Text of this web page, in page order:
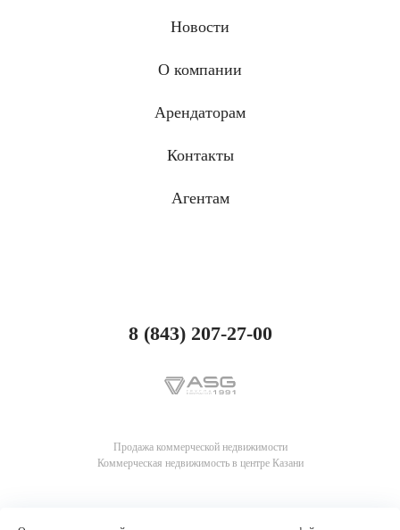
Новости
О компании
Арендаторам
Контакты
Агентам
8 (843) 207-27-00
Продажа коммерческой недвижимости
Коммерческая недвижимость в центре Казани